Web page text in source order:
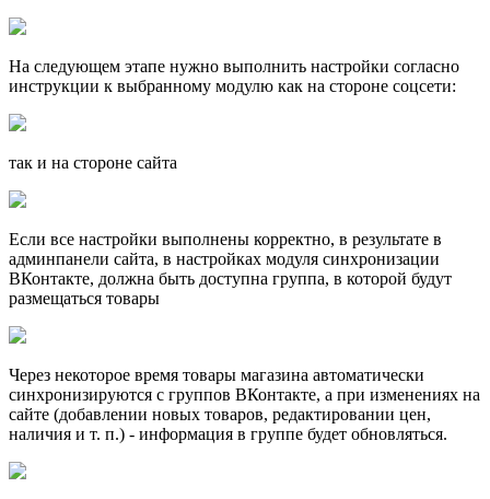
На следующем этапе нужно выполнить настройки согласно
инструкции к выбранному модулю как на стороне соцсети:
так и на стороне сайта
Если все настройки выполнены корректно, в результате в
админпанели сайта, в настройках модуля синхронизации
ВКонтакте, должна быть доступна группа, в которой будут
размещаться товары
Через некоторое время товары магазина автоматически
синхронизируются с группов ВКонтакте, а при изменениях на
сайте (добавлении новых товаров, редактировании цен,
наличия и т. п.) - информация в группе будет обновляться.